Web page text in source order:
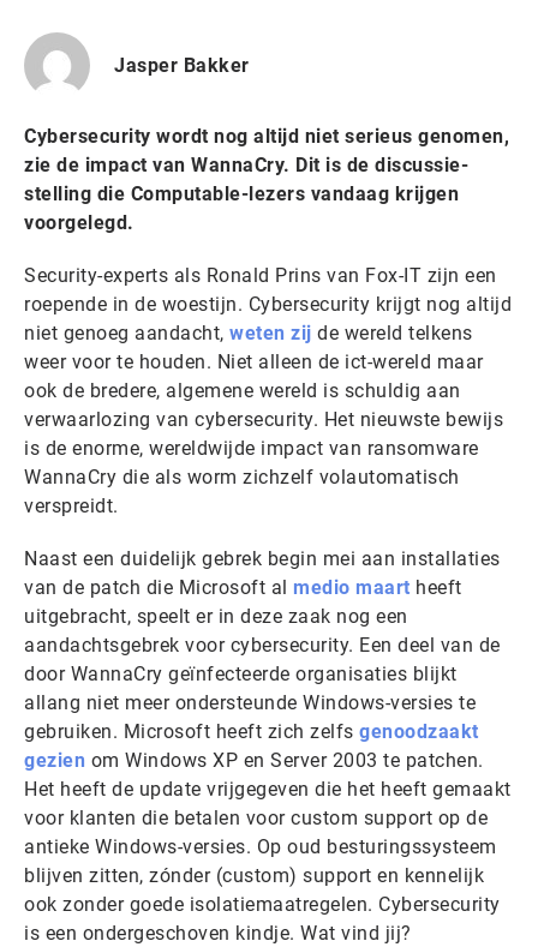
Jasper Bakker
Cybersecurity wordt nog altijd niet serieus genomen,
zie de impact van WannaCry. Dit is de discussie-
stelling die Computable-lezers vandaag krijgen
voorgelegd.
Security-experts als Ronald Prins van Fox-IT zijn een
roepende in de woestijn. Cybersecurity krijgt nog altijd
niet genoeg aandacht, weten zij de wereld telkens
weer voor te houden. Niet alleen de ict-wereld maar
ook de bredere, algemene wereld is schuldig aan
verwaarlozing van cybersecurity. Het nieuwste bewijs
is de enorme, wereldwijde impact van ransomware
WannaCry die als worm zichzelf volautomatisch
verspreidt.
Naast een duidelijk gebrek begin mei aan installaties
van de patch die Microsoft al medio maart heeft
uitgebracht, speelt er in deze zaak nog een
aandachtsgebrek voor cybersecurity. Een deel van de
door WannaCry geïnfecteerde organisaties blijkt
allang niet meer ondersteunde Windows-versies te
gebruiken. Microsoft heeft zich zelfs genoodzaakt
gezien om Windows XP en Server 2003 te patchen.
Het heeft de update vrijgegeven die het heeft gemaakt
voor klanten die betalen voor custom support op de
antieke Windows-versies. Op oud besturingssysteem
blijven zitten, zónder (custom) support en kennelijk
ook zonder goede isolatiemaatregelen. Cybersecurity
is een ondergeschoven kindje. Wat vind jij?